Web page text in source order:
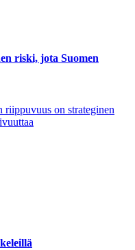
riski, jota Suomen
on strateginen